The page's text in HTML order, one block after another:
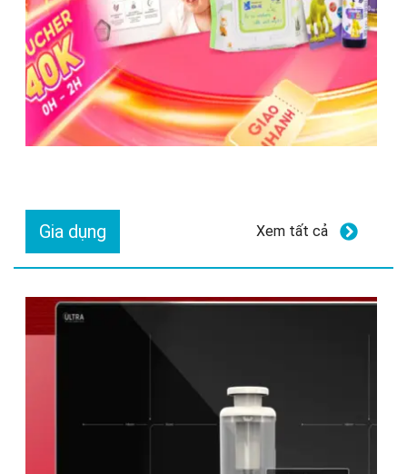
Gia dụng Xem tất cả